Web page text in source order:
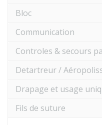
Bloc
Communication
Controles & secours
Detartreur /
Drapage et usage
Fils de suture